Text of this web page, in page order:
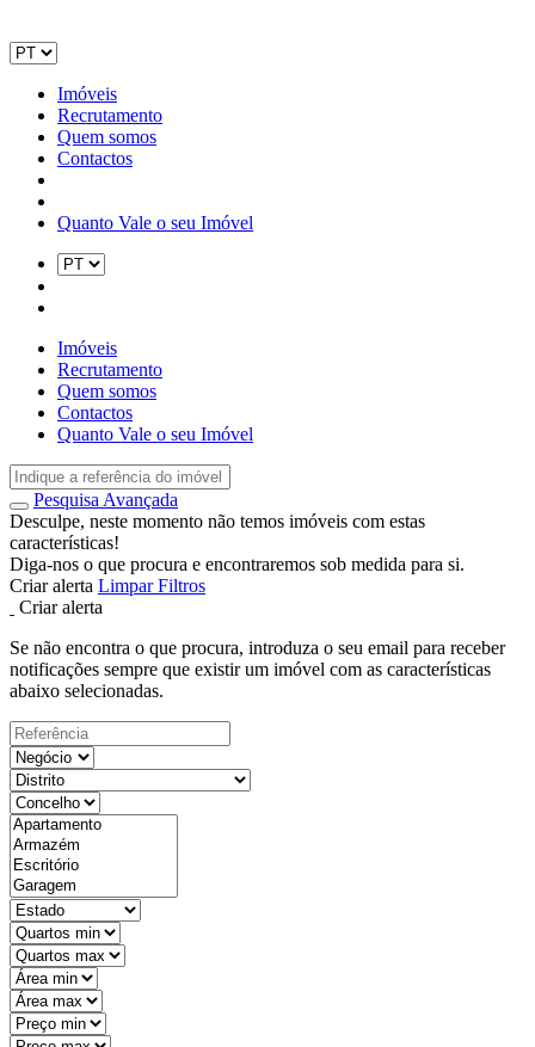
Imóveis
Recrutamento
Quem somos
Contactos
Quanto Vale o seu Imóvel
Imóveis
Recrutamento
Quem somos
Contactos
Quanto Vale o seu Imóvel
Pesquisa Avançada
Desculpe, neste momento não temos imóveis com estas
características!
Diga-nos o que procura e encontraremos sob medida para si.
Criar alerta Limpar Filtros
Criar alerta
Se não encontra o que procura, introduza o seu email para receber
notificações sempre que existir um imóvel com as características
abaixo selecionadas.